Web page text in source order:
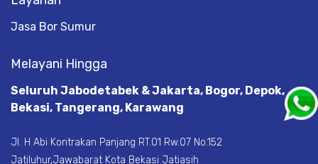
Jasa Bor Sumur
Melayani Hingga
Seluruh Jabodetabek & Jakarta, Bogor, Depok,
Bekasi, Tangerang, Karawang
Jl. H Abi Kontrakan Panjang RT.01 Rw.07 No.152
Jatiluhur,Jawabarat Kota Bekasi Jatiasih